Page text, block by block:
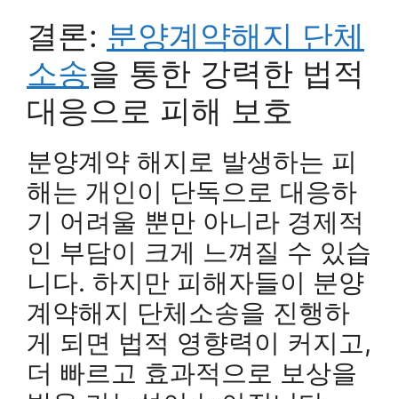
결론: 분양계약해지 단체
소송을 통한 강력한 법적
대응으로 피해 보호
분양계약 해지로 발생하는 피
해는 개인이 단독으로 대응하
기 어려울 뿐만 아니라 경제적
인 부담이 크게 느껴질 수 있습
니다. 하지만 피해자들이 분양
계약해지 단체소송을 진행하
게 되면 법적 영향력이 커지고,
더 빠르고 효과적으로 보상을